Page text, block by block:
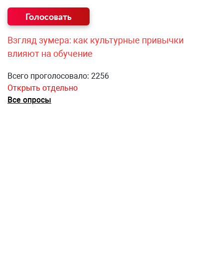
Взгляд зумера: как культурные привычки
влияют на обучение
Всего проголосовало: 2256
Открыть отдельно
Все опросы